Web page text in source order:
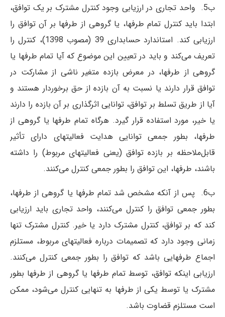
ب5. واحد تجاری در ارزیابی وجود کنترل مشترک بر یک توافق،
ابتدا باید کنترل تمام طرفها، یا گروهی از طرفها بر آن توافق را
ارزیابی کند. استاندارد حسابداری 39 (مصوب 1398)، کنترل را
تعریف می‌کند و باید در تعیین این موضوع که آیا تمام طرفها یا
گروهی از طرفها، در معرض بازده متغیر ناشی از مشارکت در
توافق قرار دارند یا نسبت به آن بازده از حق برخوردار هستند و
آیا از طریق تسلط بر توافق، توانایی اثرگذاری بر آن بازده را دارند
یا خیر، مورد استفاده قرار گیرد. هرگاه تمام طرفها یا گروهی از
طرفها، بطور جمعی توانایی هدایت فعالیتهای دارای تأثیر
قابل‌ملاحظه بر بازده توافق (یعنی فعالیتهای مربوط) را داشته
باشند، طرفها، این توافق را بطور جمعی کنترل می‌کنند.
ب6. پس از آنکه مشخص شد تمام طرفها یا گروهی از طرفها،
بطور جمعی توافق را کنترل می‌کنند، واحد تجاری باید ارزیابی
کند که بر توافق، کنترل مشترک دارد یا خیر. کنترل مشترک تنها
زمانی وجود دارد که تصمیمات درباره فعالیتهای مربوط، مستلزم
اجماع طرفهایی باشد که توافق را بطور جمعی کنترل می‌کنند.
ارزیابی اینکه توافق، توسط تمام طرفها یا گروهی از طرفها بطور
مشترک یا توسط یکی از طرفها به تنهایی کنترل می‌شود، ممکن
است مستلزم قضاوت باشد.